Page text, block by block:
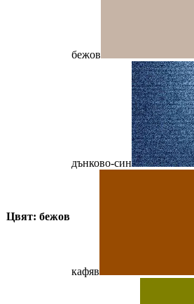
Цвят: бежов
бежов
дънково-син
кафяв